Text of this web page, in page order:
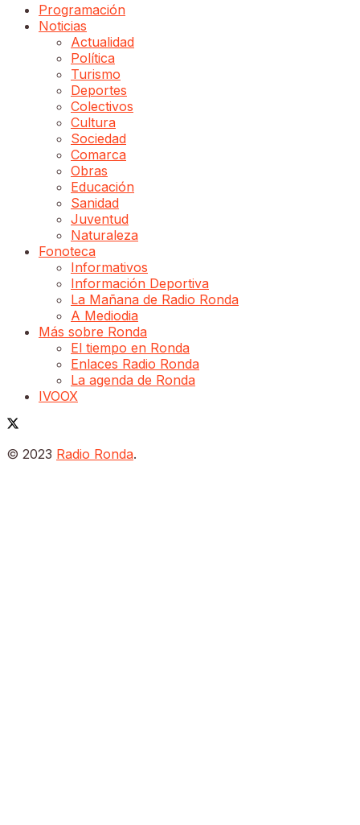
Programación
Noticias
Actualidad
Política
Turismo
Deportes
Colectivos
Cultura
Sociedad
Comarca
Obras
Educación
Sanidad
Juventud
Naturaleza
Fonoteca
Informativos
Información Deportiva
La Mañana de Radio Ronda
A Mediodia
Más sobre Ronda
El tiempo en Ronda
Enlaces Radio Ronda
La agenda de Ronda
IVOOX
© 2023 Radio Ronda.